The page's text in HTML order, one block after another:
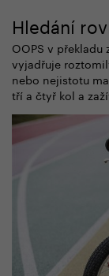
Hledání
OOPS v překladu
vyjadřuje
nebo nejistotu
tří a čtyř kol a